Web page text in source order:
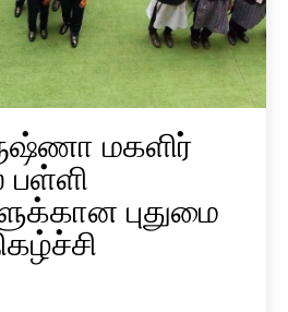
மகளிர்
பள்ளி
புதுமை